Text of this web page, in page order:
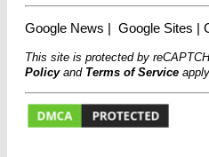
Google News | Google Sites |
This site is protected by
PolicyandTerms of Service apply.